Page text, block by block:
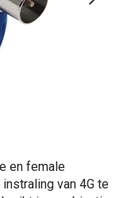
en female
van 4G te